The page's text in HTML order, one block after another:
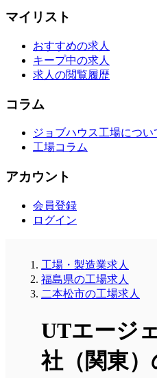
マイリスト
おすすめの求人
キープ中の求人
求人の閲覧履歴
コラム
ジョブハウス工場につい
工場コラム
アカウント
会員登録
ログイン
工場・製造業求人
福島県の工場求人
二本松市の工場求人
UTエージ
社（関東